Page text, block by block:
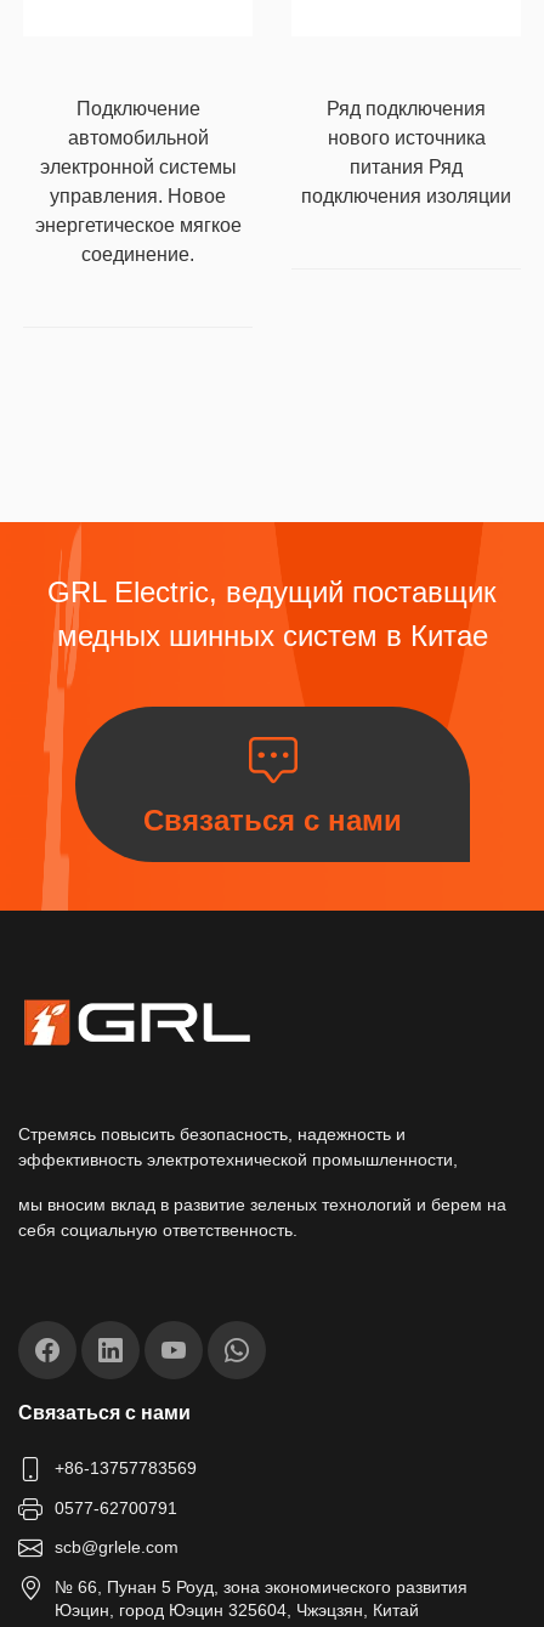
Подключение
автомобильной
электронной системы
управления. Новое
энергетическое мягкое
соединение.
Ряд подключения
нового источника
питания Ряд
подключения изоляции
GRL Electric, ведущий поставщик
медных шинных систем в Китае
Связаться с нами
Стремясь повысить безопасность, надежность и
эффективность электротехнической промышленности,
мы вносим вклад в развитие зеленых технологий и берем на
себя социальную ответственность.
Связаться с нами
+86-13757783569
0577-62700791
scb@grlele.com
№ 66, Пунан 5 Роуд, зона экономического развития
Юэцин, город Юэцин 325604, Чжэцзян, Китай